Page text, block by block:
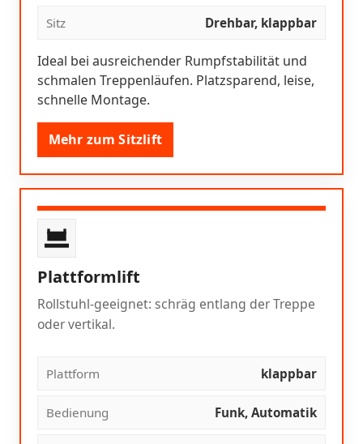
Sitz Drehbar, klappbar
Ideal bei ausreichender Rumpfstabilität und
schmalen Treppenläufen. Platzsparend, leise,
schnelle Montage.
Mehr zum Sitzlift
Plattformlift
Rollstuhl-geeignet: schräg entlang der Treppe
oder vertikal.
Plattform klappbar
Bedienung Funk, Automatik